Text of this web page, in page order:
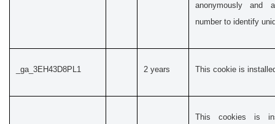
anonymously and
number to identify
_ga_3EH43D8PL1 2 years This cookie is
This cookies is